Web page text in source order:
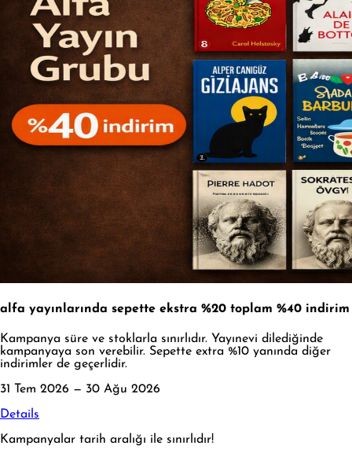
alfa yayınlarında sepette ekstra %20 toplam %40 indirim
Kampanya süre ve stoklarla sınırlıdır. Yayınevi dilediğinde
kampanyaya son verebilir. Sepette extra %10 yanında diğer
indirimler de geçerlidir.
31 Tem 2026 — 30 Ağu 2026
Details
Kampanyalar tarih aralığı ile sınırlıdır!